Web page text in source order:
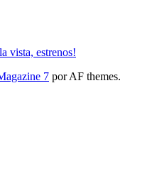
vista, estrenos!
7 por AF themes.